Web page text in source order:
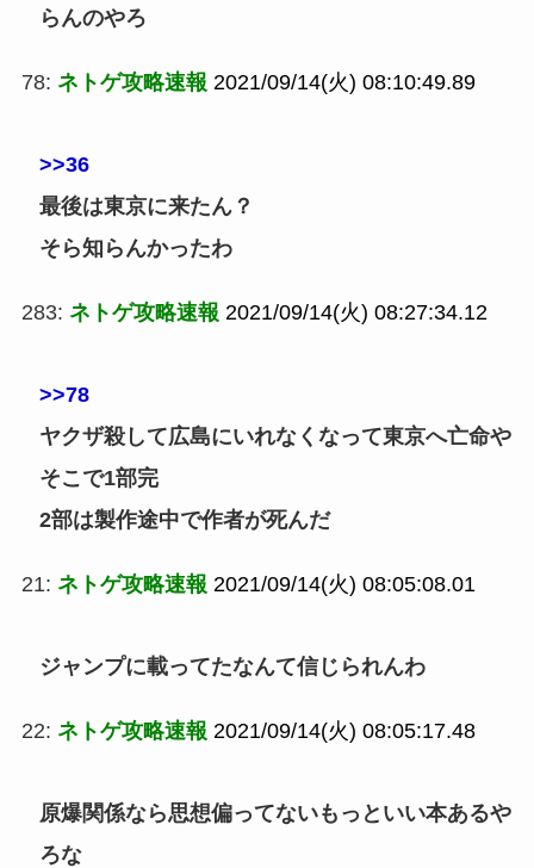
らんのやろ
78: ネトゲ攻略速報 2021/09/14(火) 08:10:49.89
>>36
最後は東京に来たん？
そら知らんかったわ
283: ネトゲ攻略速報 2021/09/14(火) 08:27:34.12
>>78
ヤクザ殺して広島にいれなくなって東京へ亡命や
そこで1部完
2部は製作途中で作者が死んだ
21: ネトゲ攻略速報 2021/09/14(火) 08:05:08.01
ジャンプに載ってたなんて信じられんわ
22: ネトゲ攻略速報 2021/09/14(火) 08:05:17.48
原爆関係なら思想偏ってないもっといい本あるや
ろな